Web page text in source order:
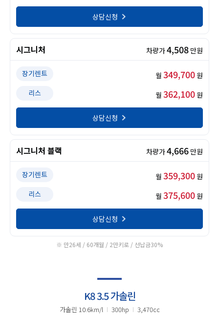
상담신청
시그니처 차량가4,508 만원
장기렌트 월 349,700 원
리스
월 362,100 원
상담신청
시그니처 블랙 차량가4,666 만원
장기렌트 월 359,300 원
리스
월 375,600 원
상담신청
※ 만26세 / 60개월 / 2만키로 / 선납금30%
K8 3.5 가솔린
가솔린 10.6km/l 300hp 3,470cc